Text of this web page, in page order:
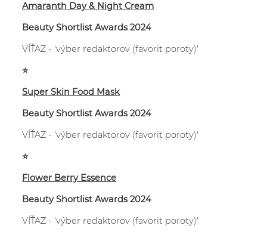
Amaranth Day & Night Cream
Beauty Shortlist Awards 2024
VÍŤAZ - 'výber redaktorov (favorit poroty)'
⭐
Super Skin Food Mask
Beauty Shortlist Awards 2024
VÍŤAZ - 'výber redaktorov (favorit poroty)'
⭐
Flower Berry Essence
Beauty Shortlist Awards 2024
VÍŤAZ - 'výber redaktorov (favorit poroty)'